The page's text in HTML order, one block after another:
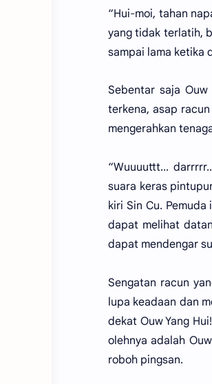
“Hui-moi, tahan
yang tidak terlatih,
sampai lama ketika
Sebentar saja
terkena, asap
mengerahkan
“Wuuuuttt...
suara keras
kiri Sin Cu.
dapat melihat
dapat mendengar
Sengatan racun
lupa keadaan dan
dekat Ouw Yang
olehnya adalah
roboh pingsan.